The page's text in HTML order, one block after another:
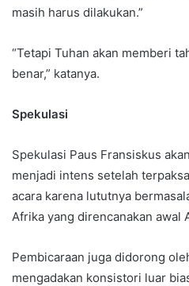
masih harus dilakukan.”
“Tetapi Tuhan akan memberi
benar,” katanya.
Spekulasi
Spekulasi Paus Fransiskus
menjadi intens setelah
acara karena lututnya
Afrika yang direncanakan awal
Pembicaraan juga didorong
mengadakan konsistori luar